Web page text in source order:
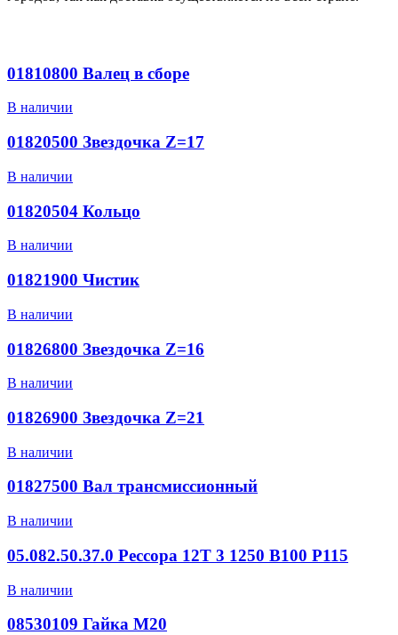
01810800 Валец в сборе
В наличии
01820500 Звездочка Z=17
В наличии
01820504 Кольцо
В наличии
01821900 Чистик
В наличии
01826800 Звездочка Z=16
В наличии
01826900 Звездочка Z=21
В наличии
01827500 Вал трансмиссионный
В наличии
05.082.50.37.0 Рессора 12T 3 1250 B100 P115
В наличии
08530109 Гайка М20